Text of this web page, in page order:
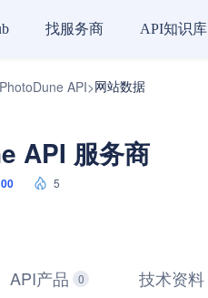
找服务商 API知识库
PhotoDune API>网站数据
API 服务商
5
API产品 0 技术资料